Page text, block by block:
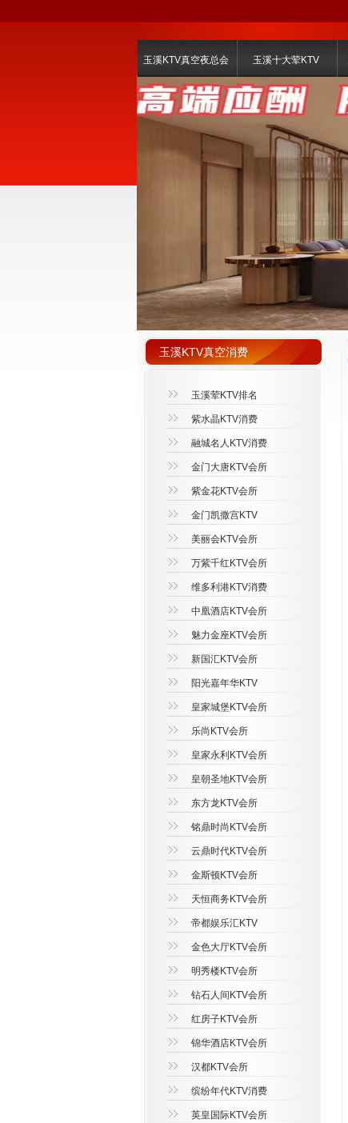
玉溪KTV真空夜总会 玉溪十大荤KTV
玉溪KTV真空消费
玉溪荤KTV排名
紫水晶KTV消费
融城名人KTV消费
金门大唐KTV会所
紫金花KTV会所
金门凯撒宫KTV
美丽会KTV会所
万紫千红KTV会所
维多利港KTV消费
中凰酒店KTV会所
魅力金座KTV会所
新国汇KTV会所
阳光嘉年华KTV
皇家城堡KTV会所
乐尚KTV会所
皇家永利KTV会所
皇朝圣地KTV会所
东方龙KTV会所
铭鼎时尚KTV会所
云鼎时代KTV会所
金斯顿KTV会所
天恒商务KTV会所
帝都娱乐汇KTV
金色大厅KTV会所
明秀楼KTV会所
钻石人间KTV会所
红房子KTV会所
锦华酒店KTV会所
汉都KTV会所
缤纷年代KTV消费
英皇国际KTV会所